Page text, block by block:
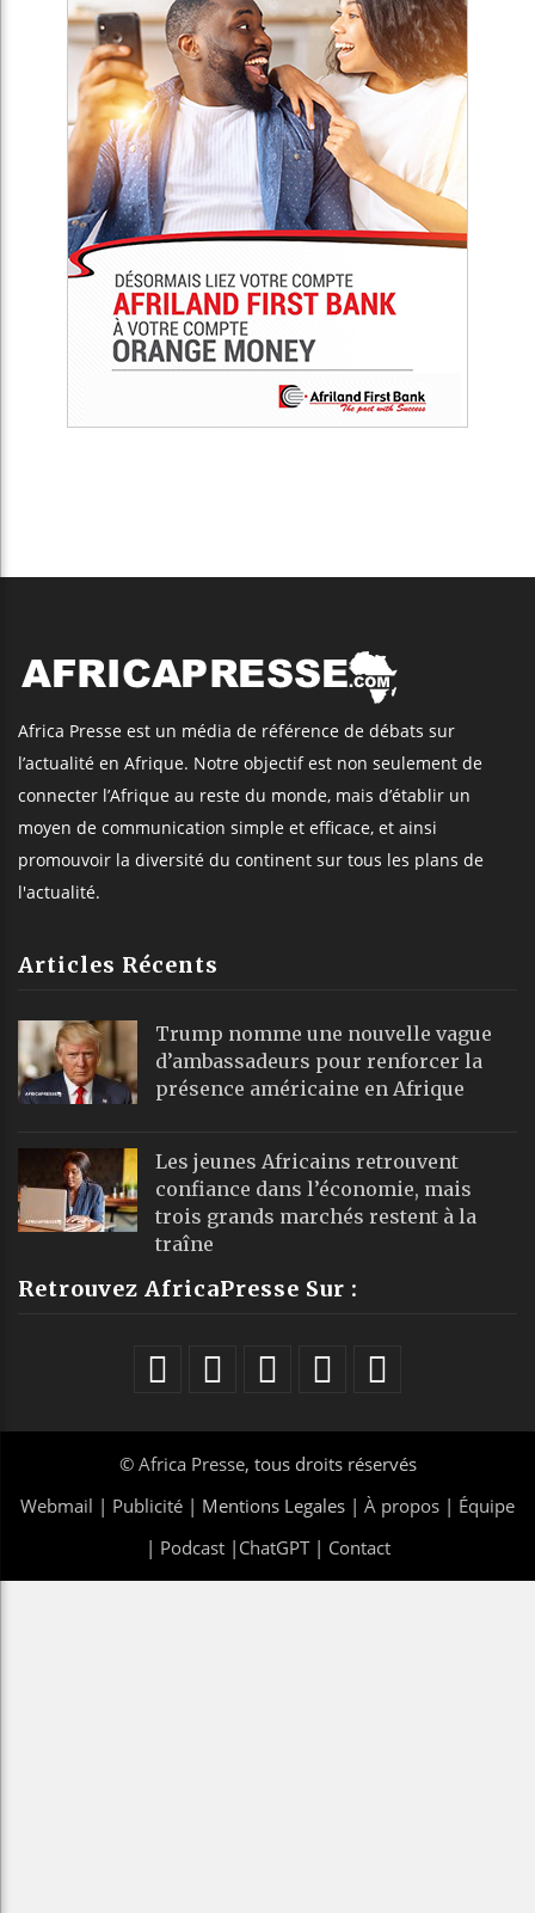
Africa Presse est un média de référence de débats sur
l’actualité en Afrique. Notre objectif est non seulement de
connecter l’Afrique au reste du monde, mais d’établir un
moyen de communication simple et efficace, et ainsi
promouvoir la diversité du continent sur tous les plans de
l'actualité.
Articles Récents
Trump nomme une nouvelle vague
d’ambassadeurs pour renforcer la
présence américaine en Afrique
Les jeunes Africains retrouvent
confiance dans l’économie, mais
trois grands marchés restent à la
traîne
Retrouvez AfricaPresse Sur :
© Africa Presse, tous droits réservés
Webmail | Publicité | Mentions Legales | À propos | Équipe
| Podcast| ChatGPT| Contact